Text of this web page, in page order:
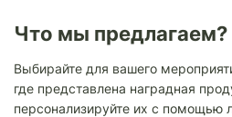
Что мы предлагаем?
Выбирайте для вашего
где представлена наградная
персонализируйте их с помощью